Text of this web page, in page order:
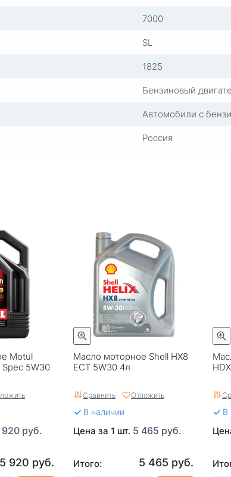
7000
SL
1825
Бензиновый
Автомобили с
Россия
Motul
5W30
920 руб.
5 920 руб.
Масло моторное Shell HX8
ECT 5W30 4л
Сравнить Отложить
В наличии
Цена за 1 шт. 5 465 руб.
Итого: 5 465 руб.
В